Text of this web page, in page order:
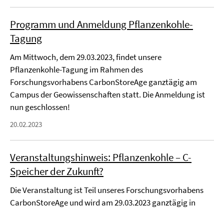
Programm und Anmeldung Pflanzenkohle-
Tagung
Am Mittwoch, dem 29.03.2023, findet unsere
Pflanzenkohle-Tagung im Rahmen des
Forschungsvorhabens CarbonStoreAge ganztägig am
Campus der Geowissenschaften statt. Die Anmeldung ist
nun geschlossen!
20.02.2023
Veranstaltungshinweis: Pflanzenkohle – C-
Speicher der Zukunft?
Die Veranstaltung ist Teil unseres Forschungsvorhabens
CarbonStoreAge und wird am 29.03.2023 ganztägig in